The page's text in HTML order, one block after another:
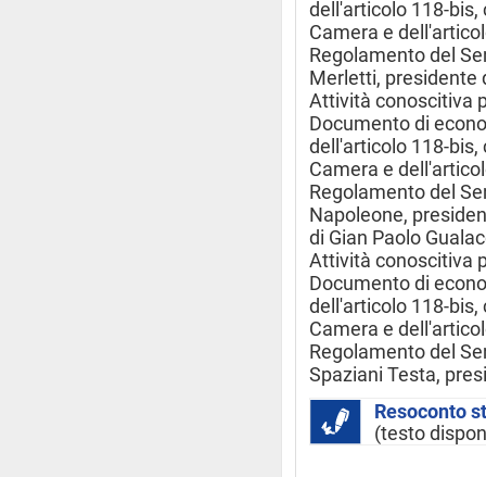
dell'articolo 118-bis,
Camera e
Regolamento del
Merletti, presidente
Attività conoscitiva
Documento di
dell'articolo 118-bis,
Camera e
Regolamento del
Napoleone,
di Gian Paolo
Attività conoscitiva
Documento di
dell'articolo 118-bis,
Camera e
Regolamento del
Spaziani Testa,
Resoconto
(testo